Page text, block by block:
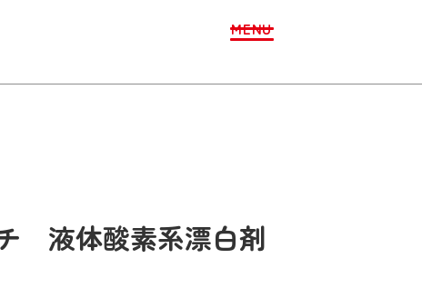
MENU
液体酸素系漂白剤